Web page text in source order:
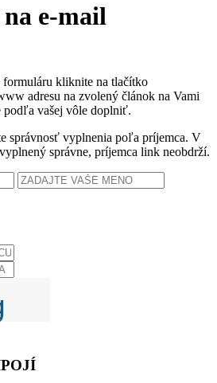
e-mail
kliknite na tlačítko
adresu na zvolený článok na Vami
podľa vašej vôle doplniť.
správnosť vyplnenia poľa príjemca. V
správne, príjemca link neobdrží.